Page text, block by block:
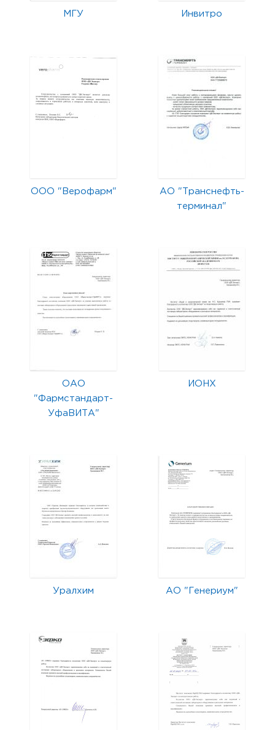
МГУ Инвитро
ООО "Верофарм"
АО "Транснефть-
терминал"
ОАО
"Фармстандарт-
УфаВИТА"
ИОНХ
Уралхим АО "Генериум"